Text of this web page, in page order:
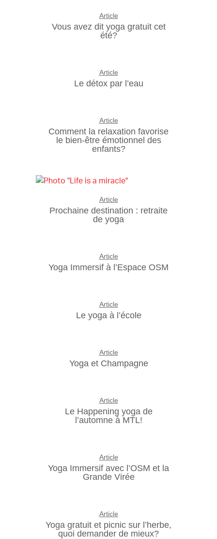
Article
Vous avez dit yoga gratuit cet
été?
Article
Le détox par l’eau
Article
Comment la relaxation favorise
le bien-être émotionnel des
enfants?
Article
Prochaine destination : retraite
de yoga
Article
Yoga Immersif à l’Espace OSM
Article
Le yoga à l’école
Article
Yoga et Champagne
Article
Le Happening yoga de
l’automne à MTL!
Article
Yoga Immersif avec l’OSM et la
Grande Virée
Article
Yoga gratuit et picnic sur l’herbe,
quoi demander de mieux?